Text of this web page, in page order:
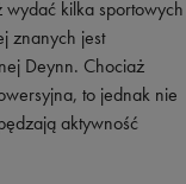
wydać kilka sportowych
znanych jest
Deynn. Chociaż
to jednak nie
aktywność